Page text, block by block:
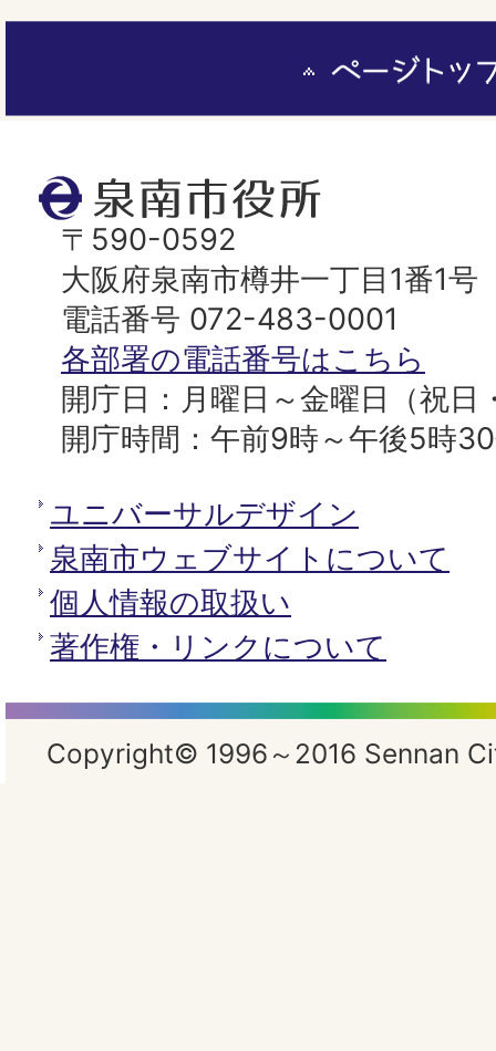
泉
南
市
役
所
〒590-0592
大阪府泉南市樽井一丁目1番1号
電話番号 072-483-0001
各部署の電話番号はこちら
開庁日：月曜日～金曜日（祝日
開庁時間：午前9時～午後5時
ユニバーサルデザイン
泉南市ウェブサイトについて
個人情報の取扱い
著作権・リンクについて
Copyright© 1996～2016 Sennan